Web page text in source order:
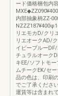
ード価格梱包内
内部抽象柄ZZ-
リエモカD/クリ
リエオークAD/
イビーブルー
チュラルオーク
キEE/ソフトモ
ムチークEK/セ
品の色は、印刷
でご了承くださ
運賃等は含まれ